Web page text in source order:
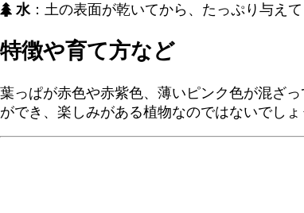
水：土の表面が乾いてから、たっぷり与えて
特徴や育て方など
葉っぱが赤色や赤紫色、薄いピンク色が混ざ
ができ、楽しみがある植物なのではないでしょ